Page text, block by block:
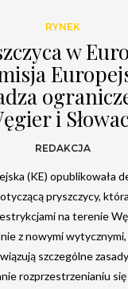
RYNEK
w
i
REDAKCJA
(KE) opublikowała
pryszczycy,
na terenie
z nowymi
szczególne
rozprzestrzenianiu